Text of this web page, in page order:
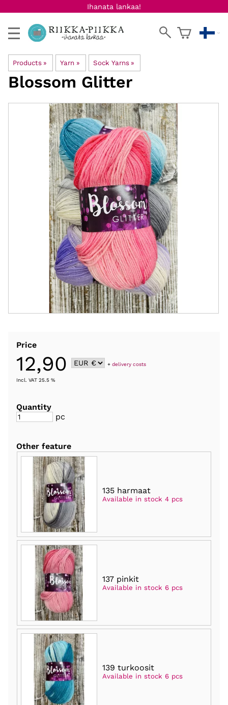
Ihanata lankaa!
Products ‪» Yarn ‪» Sock Yarns ‪»
Blossom Glitter
Price
12,90 +delivery costs
Incl. VAT 25.5 %
Quantity
pc
Other feature
135 harmaat
Available in stock 4 pcs
137 pinkit
Available in stock 6 pcs
139 turkoosit
Available in stock 6 pcs